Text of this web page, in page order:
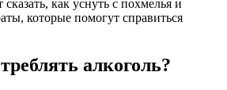
как уснуть с похмелья и
которые помогут справиться
алкоголь?